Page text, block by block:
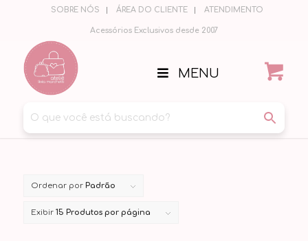
SOBRE NÓS ÁREA DO CLIENTE ATENDIMENTO
Acessórios Exclusivos desde 2007
MENU
Ordenar por Padrão
Exibir 15 Produtos por página